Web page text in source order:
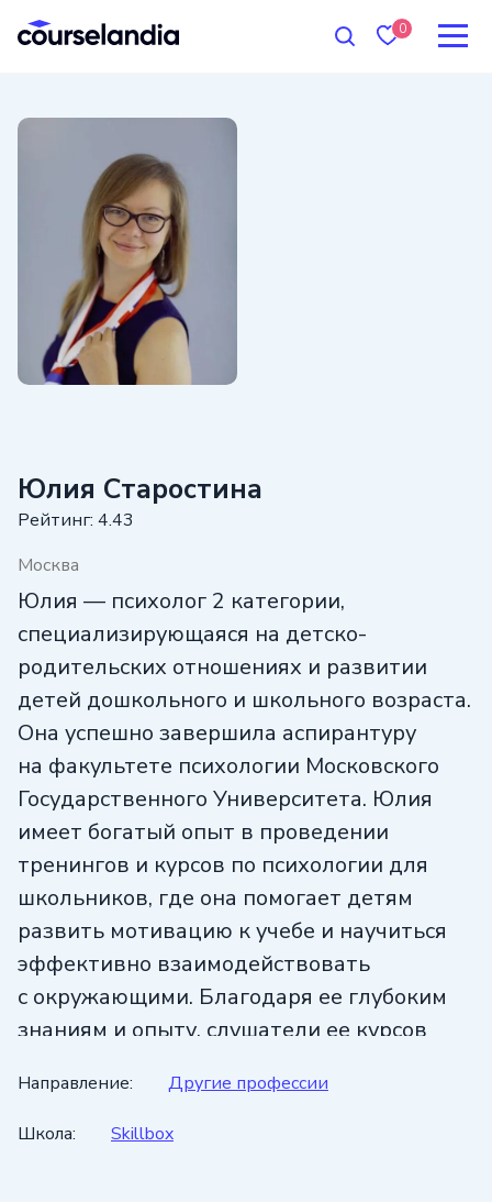
0
Юлия Старостина
Рейтинг: 4.43
Москва
Юлия — психолог 2 категории,
специализирующаяся на детско-
родительских отношениях и развитии
детей дошкольного и школьного возраста.
Она успешно завершила аспирантуру
на факультете психологии Московского
Государственного Университета. Юлия
имеет богатый опыт в проведении
тренингов и курсов по психологии для
школьников, где она помогает детям
развить мотивацию к учебе и научиться
эффективно взаимодействовать
с окружающими. Благодаря ее глубоким
знаниям и опыту, слушатели ее курсов
информации.
Направление: Другие профессии
Школа: Skillbox